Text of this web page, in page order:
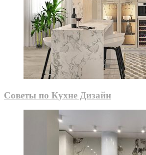
Советы по Кухне Дизайн